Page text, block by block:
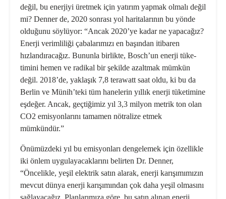
değil, bu enerjiyi üretmek için yatırım yapmak olmalı değil
mi? Denner de, 2020 sonrası yol haritalarının bu yönde
olduğunu söylü­yor: “Ancak 2020’ye kadar ne yapacağız?
Enerji verimliliği çabalarımızı en ba­şından itibaren
hızlandıracağız. Bu­nunla birlikte, Bosch’un enerji tüke­
timini hemen ve radikal bir şekilde azaltmak mümkün
değil. 2018’de, yaklaşık 7,8 terawatt saat oldu, ki bu da
Berlin ve Münih’teki tüm hanelerin yıllık enerji tüketimine
eşdeğer. An­cak, geçtiğimiz yıl 3,3 milyon metrik ton olan
CO2 emisyonlarını tamamen nötralize etmek
mümkündür.”
Önümüzdeki yıl bu emisyonları den­gelemek için özellikle
iki önlem uy­gulayacaklarını belirten Dr. Denner,
“Öncelikle, yeşil elektrik satın alarak, enerji karışımımızın
mevcut dünya enerji karışımından çok daha yeşil olmasını